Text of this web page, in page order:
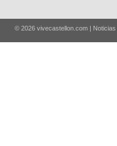
© 2026 vivecastellon.com |